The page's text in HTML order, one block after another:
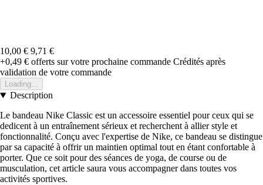
10,00 € 9,71 €
+0,49 € offerts sur votre prochaine commande Crédités après
validation de votre commande
Loading...
Description
Le bandeau Nike Classic est un accessoire essentiel pour ceux qui se
dedicent à un entraînement sérieux et recherchent à allier style et
fonctionnalité. Conçu avec l'expertise de Nike, ce bandeau se distingue
par sa capacité à offrir un maintien optimal tout en étant confortable à
porter. Que ce soit pour des séances de yoga, de course ou de
musculation, cet article saura vous accompagner dans toutes vos
activités sportives.